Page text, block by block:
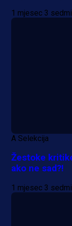
1 mjesec 3
A Selekcija
Žestoke
ako ne sad?!
1 mjesec 3